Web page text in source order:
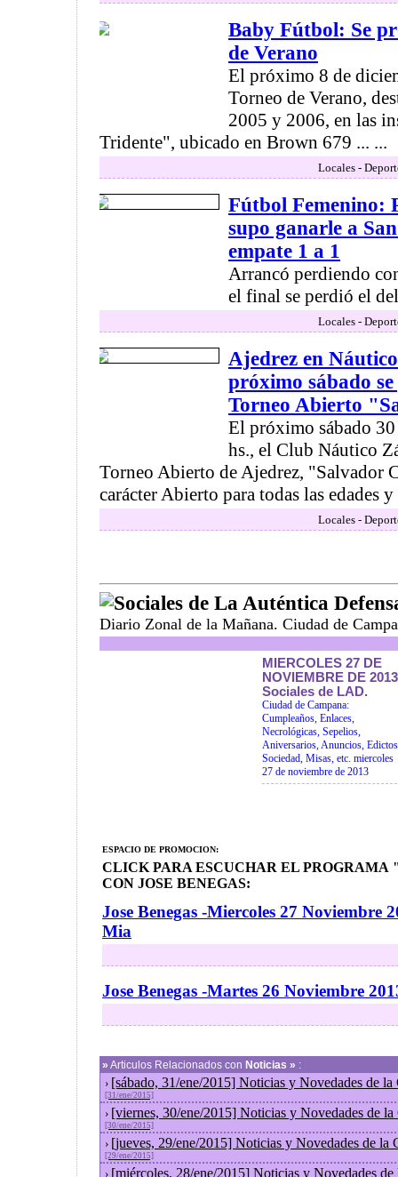
Baby Fútbol: Se
de Verano
El próximo 8 de
Torneo de Verano,
2005 y 2006, en las
Tridente", ubicado en Brown 679 ... ...
Locales -
Fútbol Femenino:
supo ganarle a
empate 1 a 1
Arrancó perdiendo
el final se perdió el
Locales -
Ajedrez en
próximo sábado
Torneo Abierto
El próximo sábado
hs., el Club Náutico
Torneo Abierto de Ajedrez, "Salvador
carácter Abierto para todas las edades y
Locales -
Sociales de La Auténtica
Diario Zonal de la Mañana. Ciudad de
MIERCOLES 27 DE
NOVIEMBRE DE
Sociales de LAD.
Ciudad de Campana:
Cumpleaños, Enlaces,
Necrológicas, Sepelios,
Aniversarios, Anuncios,
Sociedad, Misas, etc. miercoles
27 de noviembre de 2013
ESPACIO DE PROMOCION:
CLICK PARA ESCUCHAR EL PROGRAMA
CON JOSE BENEGAS:
Jose Benegas -Miercoles 27 Noviembre
Mia
Jose Benegas -Martes 26 Noviembre
» Articulos Relacionados con Noticias » :
› [sábado, 31/ene/2015] Noticias y Novedades de la
[31/ene/2015]
› [viernes, 30/ene/2015] Noticias y Novedades de
[30/ene/2015]
› [jueves, 29/ene/2015] Noticias y Novedades de la
[29/ene/2015]
› [miércoles, 28/ene/2015] Noticias y Novedades